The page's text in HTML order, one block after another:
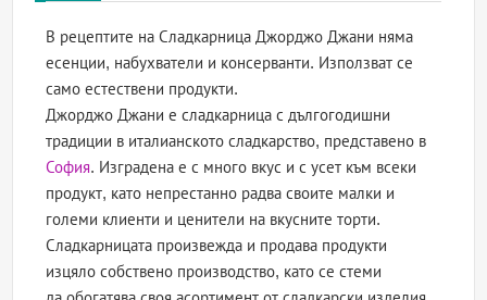
В рецептите на Сладкарница Джорджо Джани няма
есенции, набухватели и консерванти. Използват се
само естествени продукти.
Джорджо Джани е сладкарница с дългогодишни
традиции в италианското сладкарство, представено в
София. Изградена е с много вкус и с усет към всеки
продукт, като непрестанно радва своите малки и
големи клиенти и ценители на вкусните торти.
Сладкарницата произвежда и продава продукти
изцяло собствено производство, като се стеми